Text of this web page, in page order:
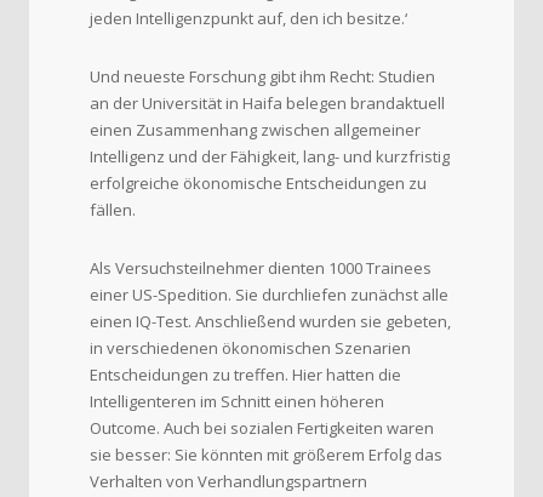
jeden Intelligenzpunkt auf, den ich besitze.‘
Und neueste Forschung gibt ihm Recht: Studien
an der Universität in Haifa belegen brandaktuell
einen Zusammenhang zwischen allgemeiner
Intelligenz und der Fähigkeit, lang- und kurzfristig
erfolgreiche ökonomische Entscheidungen zu
fällen.
Als Versuchsteilnehmer dienten 1000 Trainees
einer US-Spedition. Sie durchliefen zunächst alle
einen IQ-Test. Anschließend wurden sie gebeten,
in verschiedenen ökonomischen Szenarien
Entscheidungen zu treffen. Hier hatten die
Intelligenteren im Schnitt einen höheren
Outcome. Auch bei sozialen Fertigkeiten waren
sie besser: Sie könnten mit größerem Erfolg das
Verhalten von Verhandlungspartnern